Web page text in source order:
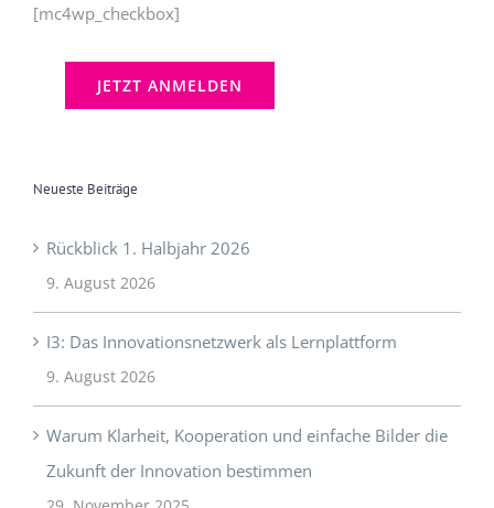
[mc4wp_checkbox]
Neueste Beiträge
Rückblick 1. Halbjahr 2026
9. August 2026
I3: Das Innovationsnetzwerk als Lernplattform
9. August 2026
Warum Klarheit, Kooperation und einfache Bilder die
Zukunft der Innovation bestimmen